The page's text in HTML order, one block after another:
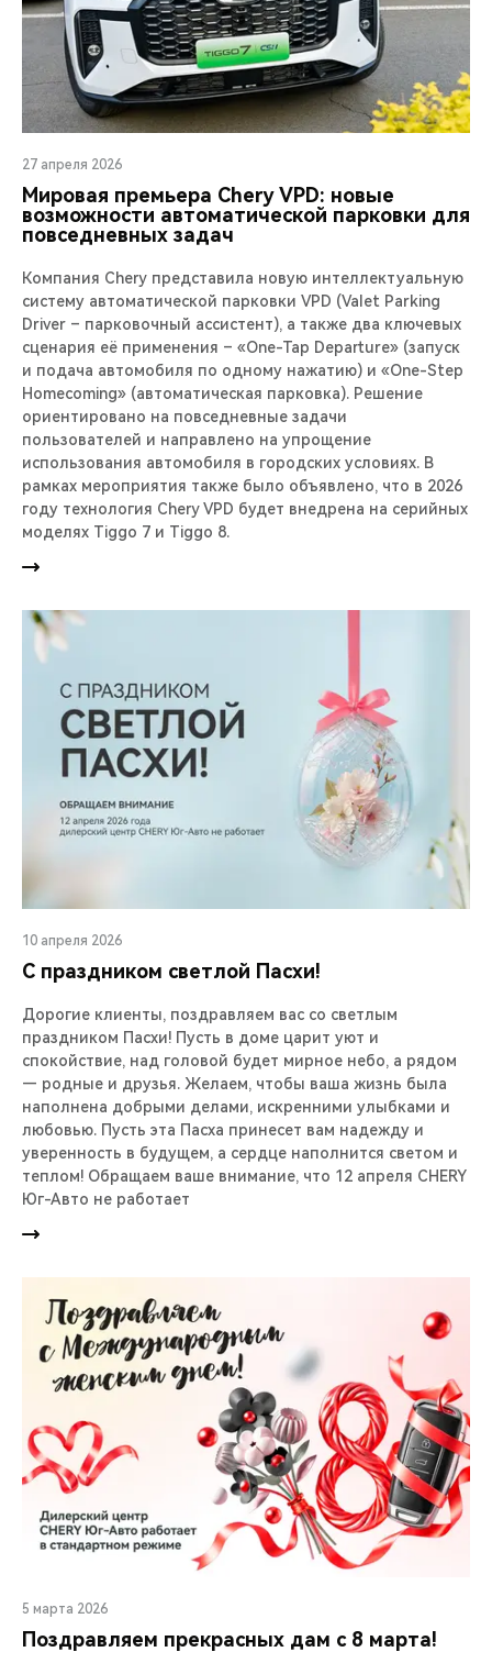
27 апреля 2026
Мировая премьера Chery VPD: новые
возможности автоматической парковки для
повседневных задач
Компания Chery представила новую интеллектуальную
систему автоматической парковки VPD (Valet Parking
Driver – парковочный ассистент), а также два ключевых
сценария её применения – «One-Tap Departure» (запуск
и подача автомобиля по одному нажатию) и «One-Step
Homecoming» (автоматическая парковка). Решение
ориентировано на повседневные задачи
пользователей и направлено на упрощение
использования автомобиля в городских условиях. В
рамках мероприятия также было объявлено, что в 2026
году технология Chery VPD будет внедрена на серийных
моделях Tiggo 7 и Tiggo 8.
10 апреля 2026
С праздником светлой Пасхи!
Дорогие клиенты, поздравляем вас со светлым
праздником Пасхи! Пусть в доме царит уют и
спокойствие, над головой будет мирное небо, а рядом
— родные и друзья. Желаем, чтобы ваша жизнь была
наполнена добрыми делами, искренними улыбками и
любовью. Пусть эта Пасха принесет вам надежду и
уверенность в будущем, а сердце наполнится светом и
теплом! Обращаем ваше внимание, что 12 апреля CHERY
Юг-Авто не работает
5 марта 2026
Поздравляем прекрасных дам с 8 марта!